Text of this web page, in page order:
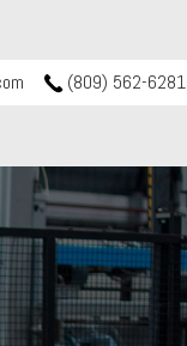
(809) 562-6281